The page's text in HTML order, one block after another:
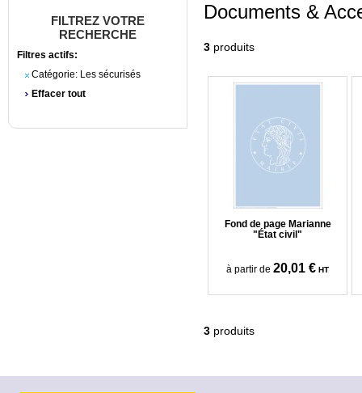
Documents &
3 produits
Fond de page Marianne
"État civil"
à partir de 20,01 € HT
3 produits
FILTREZ VOTRE
RECHERCHE
Filtres actifs:
Catégorie: Les sécurisés
Effacer tout